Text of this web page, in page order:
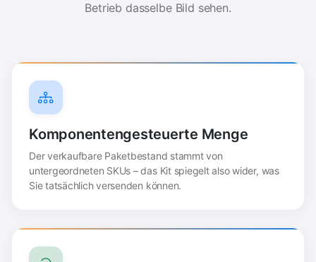
Betrieb dasselbe Bild sehen.
Komponentengesteuerte Menge
Der verkaufbare Paketbestand stammt von
untergeordneten SKUs – das Kit spiegelt also wider, was
Sie tatsächlich versenden können.